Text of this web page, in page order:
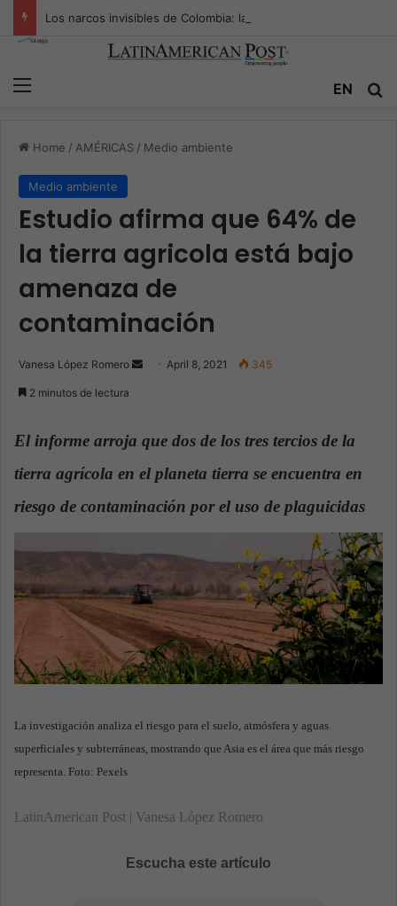
EN
Home / AMÉRICAS / Medio ambiente
Medio ambiente
Estudio afirma que 64% de
la tierra agricola está bajo
amenaza de
contaminación
Vanesa López Romero
a
n
m
i
April 8, 2021 345
2 minutos de lectura
El informe arroja que dos de los tres tercios de la
tierra agrícola en el planeta tierra se encuentra en
riesgo de contaminación por el uso de plaguicidas
La investigación analiza el riesgo para el suelo, atmósfera y aguas
superficiales y subterráneas, mostrando que Asia es el área que más riesgo
representa. Foto: Pexels
LatinAmerican Post | Vanesa López Romero
Escucha este artículo